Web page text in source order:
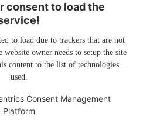
consent to load the
to load due to trackers that are not
owner needs to setup the site
content to the list of technologies
used.
Consent Management
Platform